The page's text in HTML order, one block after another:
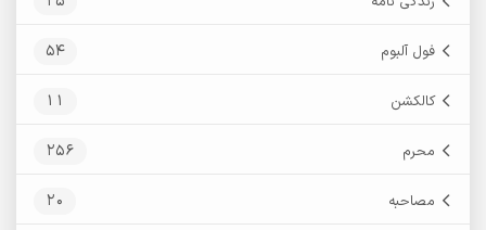
فول آلبوم 54
کالکشن 11
محرم 256
مصاحبه 20